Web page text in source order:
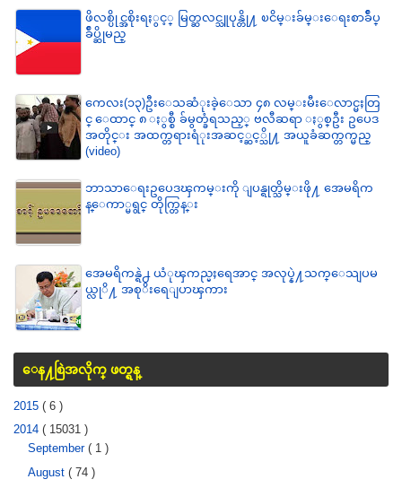
ဖိလစ္ပိုင္အစိုးရႏွင့္ မြတ္ဆလင္သူပုန္တို႔ ၿငိမ္းခ်မ္းေရးစာခ်ဳပ္
ခ်ဳပ္ဆိုမည္
ကေလး(၁၃)ဦးေသဆံုးခဲ့ေသာ ၄၈ လမ္းမီးေလာင္မႈတြ
င္ ေထာင္ ၈ ႏွစ္စီ ခ်မွတ္ခံရသည့္ ဗလီဆရာ ႏွစ္ဦး ဥပေဒ
အတိုင္း အထက္တရားရံုးအဆင့္ဆင့္သို႔ အယူခံဆက္တက္မည္
(video)
ဘာသာေရးဥပေဒၾကမ္းကို ျပန္ရုတ္သိမ္းဖို႔ အေမရိက
န္ေကာ္မရွင္ တိုက္တြန္း
အေမရိကန္ရဲ႕ ယံုၾကည္မႈရေအာင္ အလုပ္နဲ႔သက္ေသျပမ
ယ္လုိ႔ အစုိးရေျပာၾကား
ေန႔စြဲအလိုက္ ဖတ္ရန္
2015 ( 6 )
2014 ( 15031 )
September ( 1 )
August ( 74 )